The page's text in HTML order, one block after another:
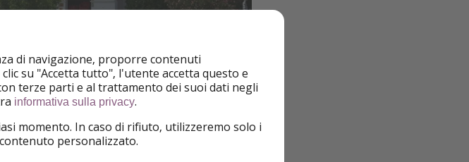
di navigazione, proporre contenuti
su "Accetta tutto", l'utente accetta questo e
terze parti e al trattamento dei suoi dati negli
informativa sulla privacy.
momento. In caso di rifiuto, utilizzeremo solo i
personalizzato.